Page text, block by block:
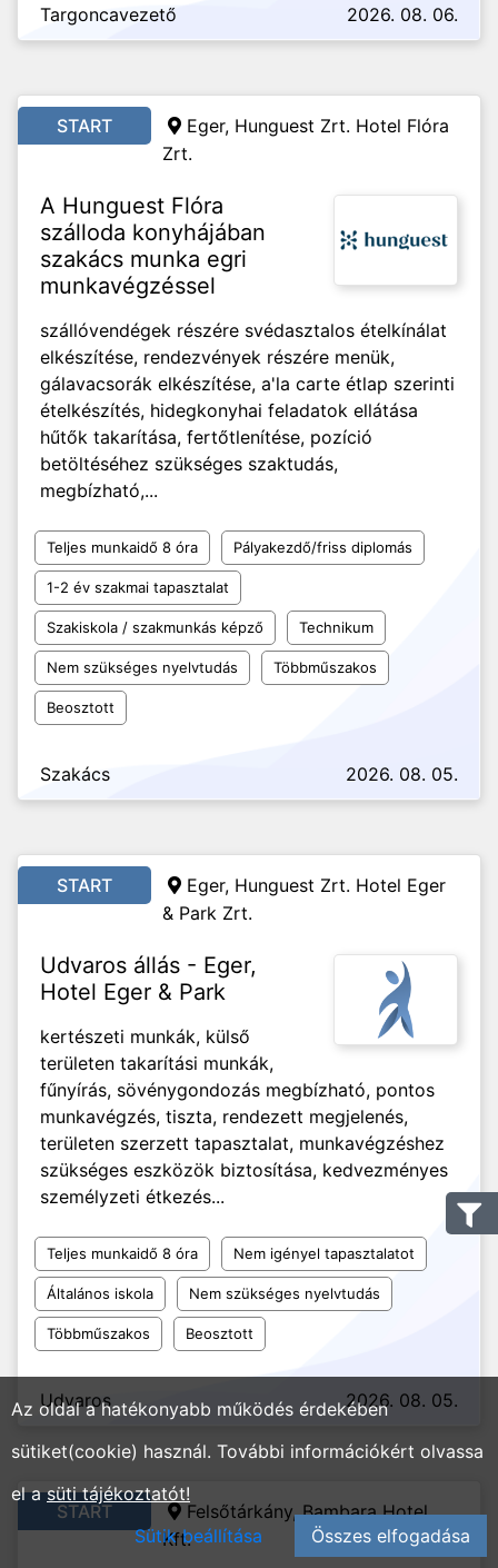
Targoncavezető
2026. 08. 06.
START
Eger, Hunguest Zrt. Hotel Flóra
Zrt.
A Hunguest Flóra
szálloda konyhájában
szakács munka egri
munkavégzéssel
szállóvendégek részére svédasztalos ételkínálat
elkészítése, rendezvények részére menük,
gálavacsorák elkészítése, a'la carte étlap szerinti
ételkészítés, hidegkonyhai feladatok ellátása
hűtők takarítása, fertőtlenítése, pozíció
betöltéséhez szükséges szaktudás,
megbízható,...
Teljes munkaidő 8 óra Pályakezdő/friss diplomás
1-2 év szakmai tapasztalat
Szakiskola / szakmunkás képző Technikum
Nem szükséges nyelvtudás Többműszakos
Beosztott
Szakács 2026. 08. 05.
START
Eger, Hunguest Zrt. Hotel Eger
& Park Zrt.
Udvaros állás - Eger,
Hotel Eger & Park
kertészeti munkák, külső
területen takarítási munkák,
fűnyírás, sövénygondozás megbízható, pontos
munkavégzés, tiszta, rendezett megjelenés,
területen szerzett tapasztalat, munkavégzéshez
szükséges eszközök biztosítása, kedvezményes
személyzeti étkezés...
Teljes munkaidő 8 óra Nem igényel tapasztalatot
Általános iskola Nem szükséges nyelvtudás
Többműszakos Beosztott
Udvaros 2026. 08. 05.
START
Felsőtárkány, Bambara Hotel
Kft.
Az oldal a hatékonyabb működés érdekében
sütiket(cookie) használ. További információkért olvassa
el asüti tájékoztatót!
Sütik beállítása
Összes elfogadása